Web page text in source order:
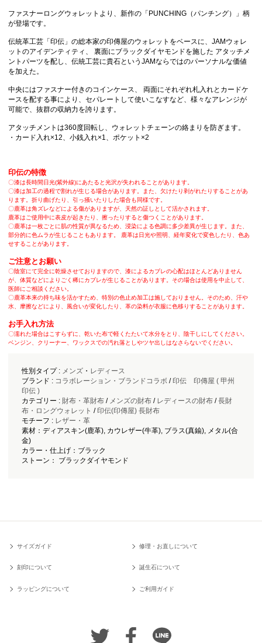
ファスナーロングウォレットより、新作の「PUNCHING（パンチング）」柄
が登場です。
伝統革工芸「印伝」の総本家の印傳屋のウォレットをベースに、JAMウォレ
ットのアイデンティティ、 裏面にブラックダイヤモンドを施した アタッチメ
ントパーツを配し、伝統工芸に貴石というJAMならではのパーソナルな価値
を加えた。
中央にはファスナー付きのコインケース、 両面にそれぞれ札入れとカードケ
ースを配する事により、セパレートして使いこなすなど、様々なアレンジが
可能で、抜群の収納力を誇ります。
アタッチメントは360度回転し、ウォレットチェーンの絡まりを防ぎます。
・カード入れ×12、小銭入れ×1、ポケット×2
印伝の特徴
〇漆は長時間日光(紫外線)にあたると光沢が失われることがあります。
〇漆は加工の過程で割れが生じる場合があります。また、欠けたり剥がれたりすることがあ
ります。折り曲げたり、引っ掻いたりした場合も同様です。
〇鹿革は角ズレなどによる傷がありますが、天然の証しとして活かされます。
鹿革はご使用中に表皮が起きたり、擦ったりすると傷つくことがあります。
〇鹿革は一枚ごとに肌の性質が異なるため、浸染による色調に多少差異が生じます。また、
部分的に色ムラが生じることもあります。 鹿革は日光や照明、経年変化で変色したり、色あ
せすることがあります。
ご注意とお願い
〇陰室にて完全に乾燥させておりますので、漆によるカブレの心配はほとんどありません
が、体質などによりごく稀にカブレが生じることがあります。その場合は使用を中止して、
医師にご相談ください。
〇鹿革本来の持ち味を活かすため、特別の色止め加工は施しておりません。そのため、汗や
水、摩擦などにより、風合いが変化したり、革の染料が衣服に色移りすることがあります。
お手入れ方法
〇濡れた場合はこすらずに、乾いた布で軽くたたいて水分をとり、陰干しにしてください。
ベンジン、クリーナー、ワックスでの汚れ落としやツヤ出しはなさらないでください。
性別タイプ : メンズ・ レディース
ブランド : コラボレーション・ブランドコラボ/ 印伝 印傳屋 ( 甲州
印伝 )
カテゴリー : 財布・革財布/ メンズの財布/ レディースの財布/長財
布・ロングウォレット / 印伝(印傳屋) 長財布
モチーフ : レザー・革
素材：ディアスキン(鹿革), カウレザー(牛革), ブラス(真鍮), メタル(合
金)
カラー・仕上げ：ブラック
ストーン： ブラックダイヤモンド
サイズガイド 修理・お直しについて
刻印について 誕生石について
ラッピングについて ご利用ガイド